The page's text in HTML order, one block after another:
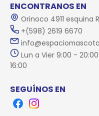
ENCONTRANOS EN
Orinoco 4911 esquina
+(598) 2619 6670
Lun a Vier 9:00 -
16:00
SEGUÍNOS EN
FacebookInstagram